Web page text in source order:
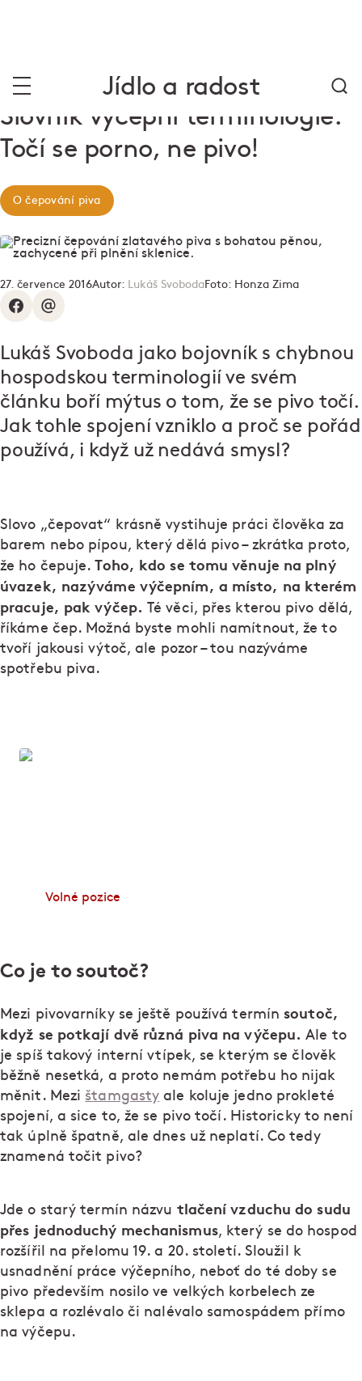
Jídlo a radost
Slovník výčepní terminologie:
Točí se porno, ne pivo!
O čepování piva
27. července 2016Autor: Lukáš SvobodaFoto: Honza Zima
Lukáš Svoboda jako bojovník s chybnou
hospodskou terminologií ve svém
článku boří mýtus o tom, že se pivo točí.
Jak tohle spojení vzniklo a proč se pořád
používá, i když už nedává smysl?
Slovo „čepovat“ krásně vystihuje práci člověka za
barem nebo pípou, který dělá pivo – zkrátka proto,
že ho čepuje.Toho, kdo se tomu věnuje na plný
úvazek, nazýváme výčepním, a místo, na kterém
pracuje, pak výčep.Té věci, přes kterou pivo dělá,
říkáme čep. Možná byste mohli namítnout, že to
tvoří jakousi výtoč, ale pozor – tou nazýváme
spotřebu piva.
Volné pozice
Co je to soutoč?
Mezi pivovarníky se ještě používá termínsoutoč,
když se potkají dvě různá piva na výčepu.Ale to
je spíš takový interní vtípek, se kterým se člověk
běžně nesetká, a proto nemám potřebu ho nijak
měnit. Mezi štamgasty ale koluje jedno prokleté
spojení, a sice to, že se pivo točí. Historicky to není
tak úplně špatně, ale dnes už neplatí. Co tedy
znamená točit pivo?
Jde o starý termín názvu tlačení vzduchu do sudu
přes jednoduchý mechanismus, který se do hospod
rozšířil na přelomu 19. a 20. století. Sloužil k
usnadnění práce výčepního, neboť do té doby se
pivo především nosilo ve velkých korbelech ze
sklepa a rozlévalo či nalévalo samospádem přímo
na výčepu.